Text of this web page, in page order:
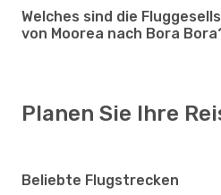
Welches sind die
von Moorea nach Bora
Planen Sie Ihre
Beliebte Flugstrecken